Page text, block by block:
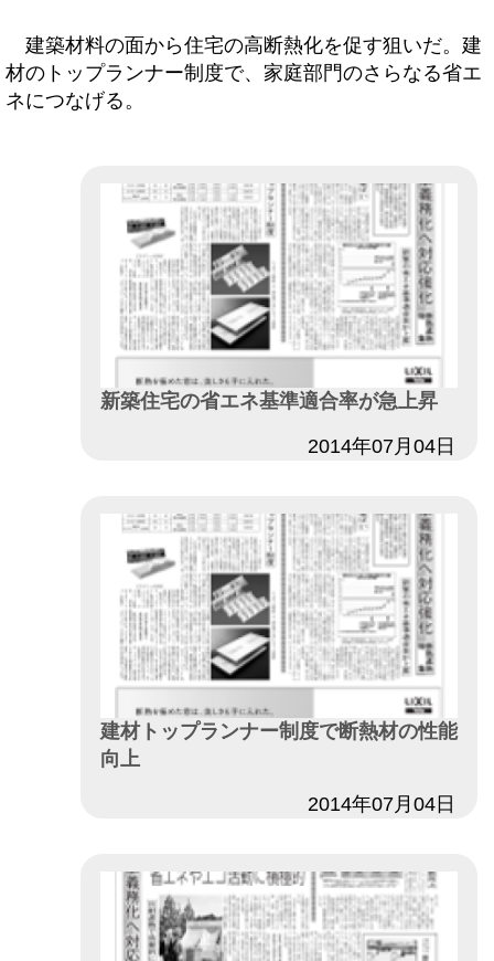
建築材料の面から住宅の高断熱化を促す狙いだ。建
材のトップランナー制度で、家庭部門のさらなる省エ
ネにつなげる。
新築住宅の省エネ基準適合率が急上昇
2014年07月04日
建材トップランナー制度で断熱材の性能
向上
2014年07月04日